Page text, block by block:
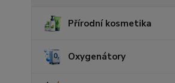
Přírodní kosmetika
Oxygenátory